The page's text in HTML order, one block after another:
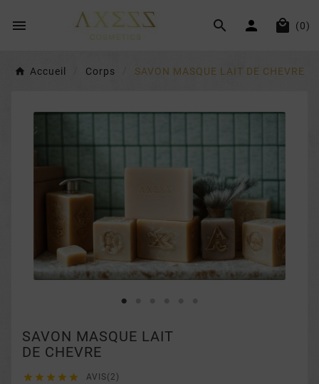
    (0)
Accueil Corps SAVON MASQUE LAIT DE CHEVRE
SAVON MASQUE LAIT
DE CHEVRE
     AVIS(2)